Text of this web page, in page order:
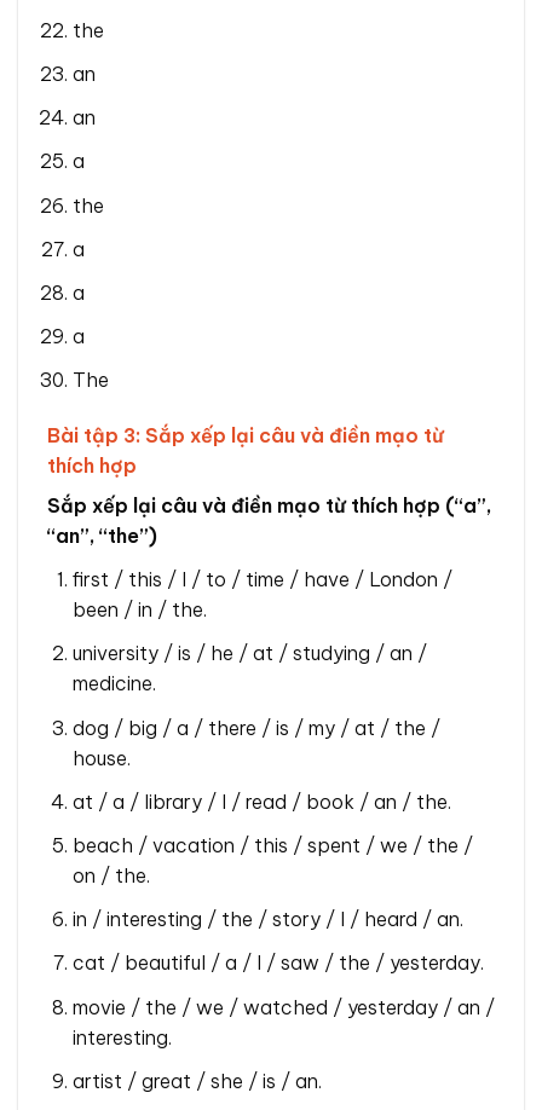
the
an
an
a
the
a
a
a
The
Bài tập 3: Sắp xếp lại câu và điền mạo từ
thích hợp
Sắp xếp lại câu và điền mạo từ thích hợp (“a”,
“an”, “the”)
first / this / I / to / time / have / London /
been / in / the.
university / is / he / at / studying / an /
medicine.
dog / big / a / there / is / my / at / the /
house.
at / a / library / I / read / book / an / the.
beach / vacation / this / spent / we / the /
on / the.
in / interesting / the / story / I / heard / an.
cat / beautiful / a / I / saw / the / yesterday.
movie / the / we / watched / yesterday / an /
interesting.
artist / great / she / is / an.